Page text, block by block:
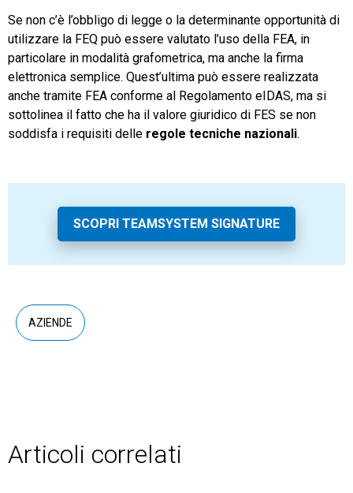
Se non c’è l’obbligo di legge o la determinante opportunità di
utilizzare la FEQ può essere valutato l’uso della FEA, in
particolare in modalità grafometrica, ma anche la firma
elettronica semplice. Quest’ultima può essere realizzata
anche tramite FEA conforme al Regolamento eIDAS, ma si
sottolinea il fatto che ha il valore giuridico di FES se non
soddisfa i requisiti delle regole tecniche nazionali.
SCOPRI TEAMSYSTEM SIGNATURE
AZIENDE
Articoli correlati